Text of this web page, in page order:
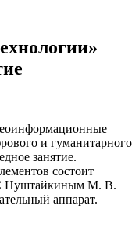
и гуманитарного
занятие.
состоит
С Нуштайкиным М. В.
аппарат.